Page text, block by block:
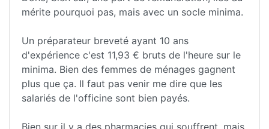
mérite pourquoi pas, mais avec un socle minima.
Un préparateur breveté ayant 10 ans
d'expérience c'est 11,93 € bruts de l'heure sur le
minima. Bien des femmes de ménages gagnent
plus que ça. Il faut pas venir me dire que les
salariés de l'officine sont bien payés.
Bien sur il y a des pharmacies qui souffrent, mais